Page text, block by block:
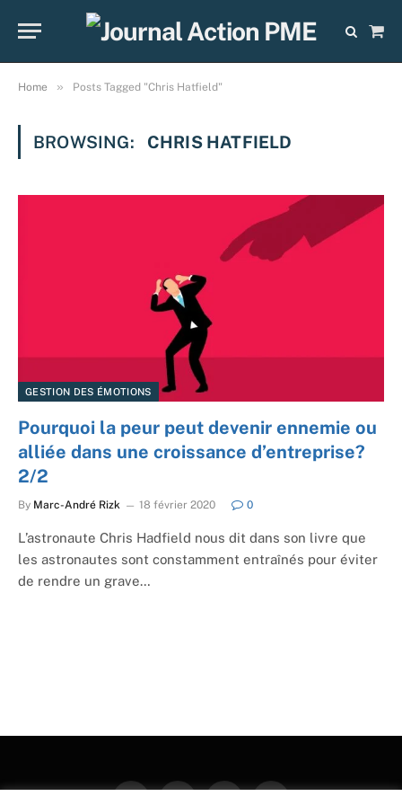
Cart
Home » Posts Tagged "Chris Hatfield"
BROWSING: CHRIS HATFIELD
GESTION DES ÉMOTIONS
Pourquoi la peur peut devenir ennemie ou
alliée dans une croissance d’entreprise?
2/2
By Marc-André Rizk 18 février 2020 0
L’astronaute Chris Hadfield nous dit dans son livre que
les astronautes sont constamment entraînés pour éviter
de rendre un grave…